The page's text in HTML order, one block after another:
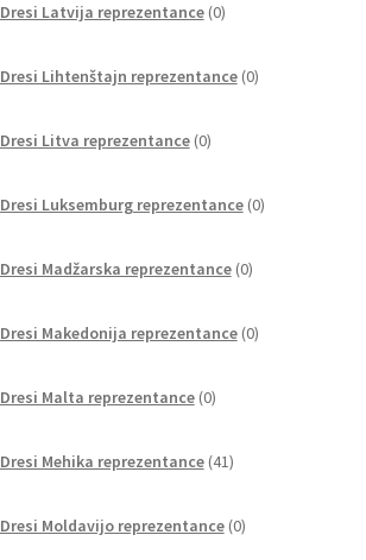
Dresi Latvija reprezentance 0izdelkov
Dresi Lihtenštajn reprezentance 0izdelkov
Dresi Litva reprezentance 0izdelkov
Dresi Luksemburg reprezentance 0izdelkov
Dresi Madžarska reprezentance 0izdelkov
Dresi Makedonija reprezentance 0izdelkov
Dresi Malta reprezentance 0izdelkov
Dresi Mehika reprezentance 41izdelkov
Dresi Moldavijo reprezentance 0izdelkov